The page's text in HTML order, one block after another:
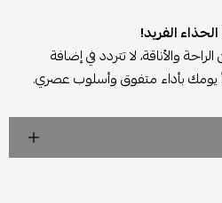
الفريد!
والأناقة، لا تتردد في إضافة
يومك بأداء متفوق وأسلوب عصري.